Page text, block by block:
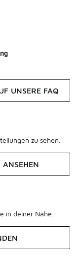
UNSERE FAQ
zu sehen.
ANSEHEN
in deiner Nähe.